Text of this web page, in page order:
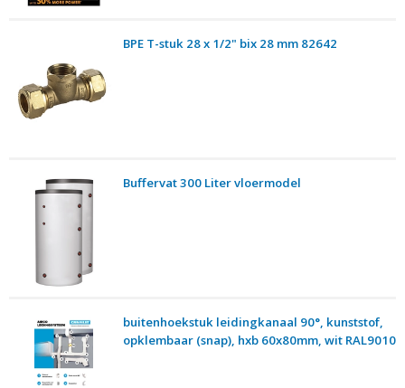
BPE T-stuk 28 x 1/2" bix 28 mm 82642
Buffervat 300 Liter vloermodel
buitenhoekstuk leidingkanaal 90°, kunststof,
opklembaar (snap), hxb 60x80mm, wit RAL9010